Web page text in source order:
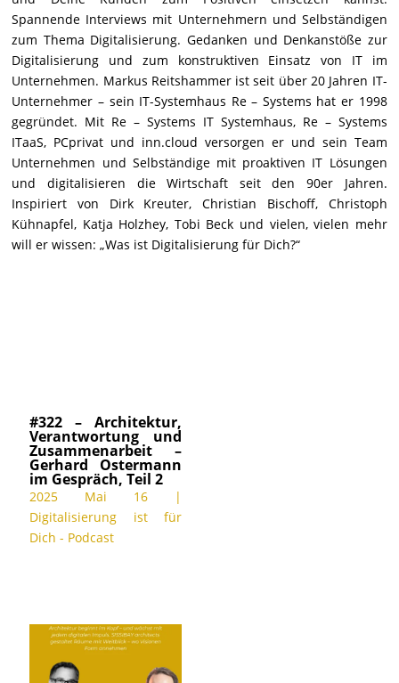
Spannende Interviews mit Unternehmern und Selbständigen
zum Thema Digitalisierung. Gedanken und Denkanstöße zur
Digitalisierung und zum konstruktiven Einsatz von IT im
Unternehmen. Markus Reitshammer ist seit über 20 Jahren IT-
Unternehmer – sein IT-Systemhaus Re – Systems hat er 1998
gegründet. Mit Re – Systems IT Systemhaus, Re – Systems
ITaaS, PCprivat und inn.cloud versorgen er und sein Team
Unternehmen und Selbständige mit proaktiven IT Lösungen
und digitalisieren die Wirtschaft seit den 90er Jahren.
Inspiriert von Dirk Kreuter, Christian Bischoff, Christoph
Kühnapfel, Katja Holzhey, Tobi Beck und vielen, vielen mehr
will er wissen: „Was ist Digitalisierung für Dich?“
#322 – Architektur,
Verantwortung und
Zusammenarbeit –
Gerhard Ostermann
im Gespräch, Teil 2
2025 Mai 16 |
Digitalisierung ist für
Dich - Podcast